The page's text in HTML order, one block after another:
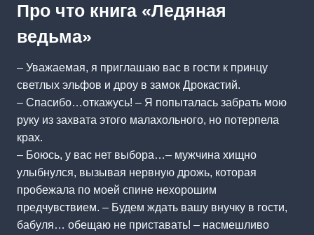
Про что книга «Ледяная
ведьма»
– Уважаемая, я приглашаю вас в гости к принцу
светлых эльфов и дроу в замок Дрокастий.
– Спасибо…откажусь! – Я попыталась забрать мою
руку из захвата этого малахольного, но потерпела
крах.
– Боюсь, у вас нет выбора…– мужчина хищно
улыбнулся, вызывая нервную дрожь, которая
пробежала по моей спине нехорошим
предчувствием. – Будем ждать вашу внучку в гости,
бабуля… обещаю не приставать! – насмешливо